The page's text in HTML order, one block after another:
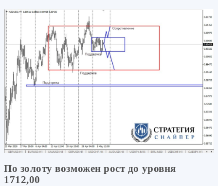
По золоту возможен рост до уровня
1712,00